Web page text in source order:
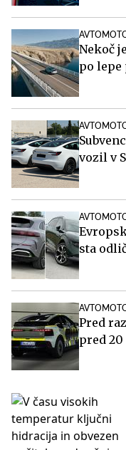
Nekoč
po lepe
vozil v
sta
Pred
pred